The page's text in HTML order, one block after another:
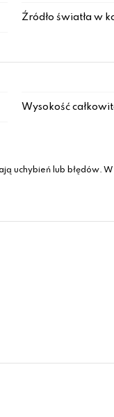
Źródło światła w
Wysokość
uchybień lub błędów.